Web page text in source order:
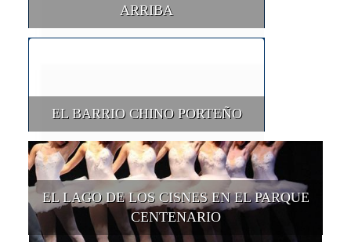
ARRIBA
EL BARRIO CHINO PORTEÑO
EL LAGO DE LOS CISNES EN EL PARQUE
CENTENARIO